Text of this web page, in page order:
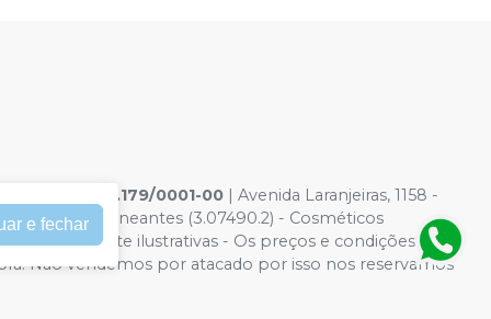
05.738.179/0001-00 | Avenida Laranjeiras, 1158 -
- Saneantes (3.07490.2) - Cosméticos
meramente ilustrativas - Os preços e condições da
Não vendemos por atacado por isso nos reservamos
e fechar